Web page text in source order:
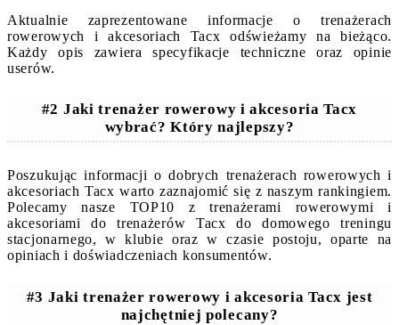
Aktualnie zaprezentowane informacje o trenażerach
rowerowych i akcesoriach Tacx odświeżamy na bieżąco.
Każdy opis zawiera specyfikacje techniczne oraz opinie
userów.
#2 Jaki trenażer rowerowy i akcesoria Tacx
wybrać? Który najlepszy?
Poszukując informacji o dobrych trenażerach rowerowych i
akcesoriach Tacx warto zaznajomić się z naszym rankingiem.
Polecamy nasze TOP10 z trenażerami rowerowymi i
akcesoriami do trenażerów Tacx do domowego treningu
stacjonarnego, w klubie oraz w czasie postoju, oparte na
opiniach i doświadczeniach konsumentów.
#3 Jaki trenażer rowerowy i akcesoria Tacx jest
najchętniej polecany?